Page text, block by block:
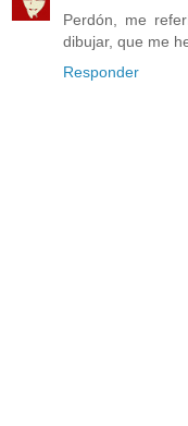
Perdón, me
dibujar, que me
Responder